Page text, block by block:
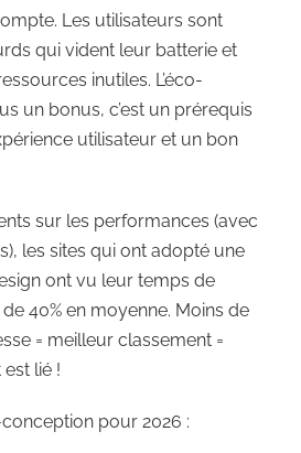
Les utilisateurs sont
qui vident leur batterie et
inutiles. L’éco-
un bonus, c’est un prérequis
utilisateur et un bon
sur les performances (avec
les sites qui ont adopté une
ont vu leur temps de
40% en moyenne. Moins de
= meilleur classement =
lié !
conception pour 2026 :